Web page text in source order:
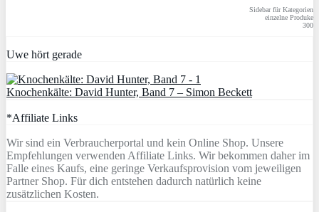
Sidebar für Kategorien
einzelne Produke
300
Uwe hört gerade
Knochenkälte: David Hunter, Band 7 – Simon Beckett
*Affiliate Links
Wir sind ein Verbraucherportal und kein Online Shop. Unsere
Empfehlungen verwenden Affiliate Links. Wir bekommen daher im
Falle eines Kaufs, eine geringe Verkaufsprovision vom jeweiligen
Partner Shop. Für dich entstehen dadurch natürlich keine
zusätzlichen Kosten.